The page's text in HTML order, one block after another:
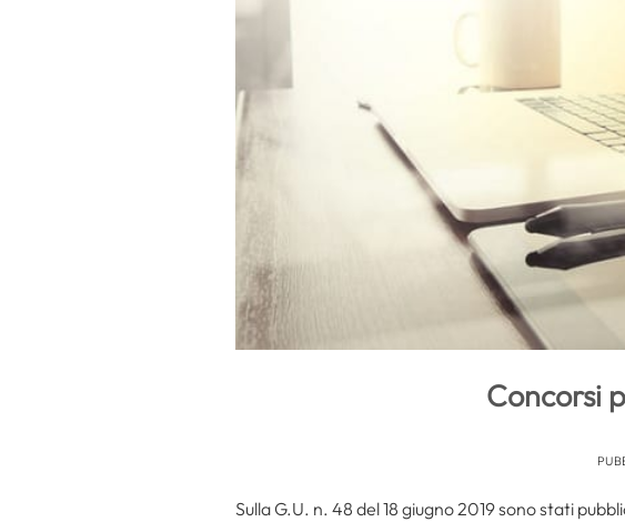
Concorsi
Sulla G.U. n. 48 del 18 giugno 2019 sono stati